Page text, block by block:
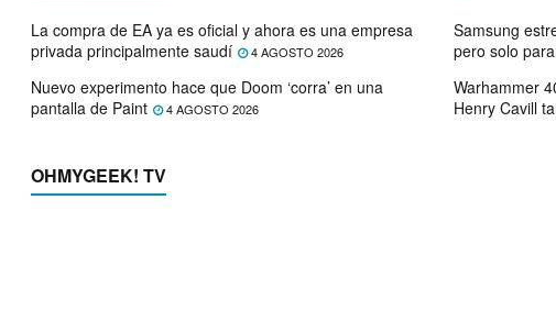
La compra de EA ya es oficial y ahora es una empresa
privada principalmente saudí
4 AGOSTO 2026
Samsung
pero solo
Nuevo experimento hace que Doom ‘corra’ en una
pantalla de Paint
4 AGOSTO 2026
Warhammer
Henry Cavill
OHMYGEEK! TV